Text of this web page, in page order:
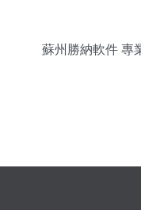
蘇州勝納軟件 專